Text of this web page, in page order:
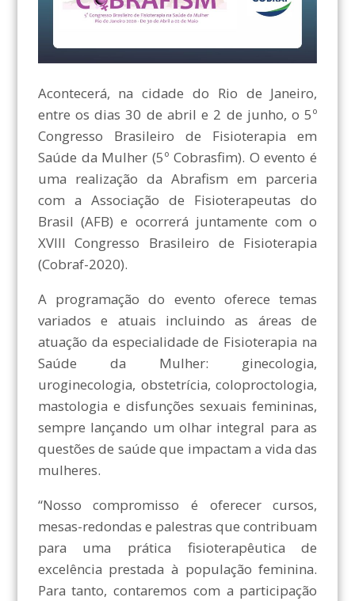
Acontecerá, na cidade do Rio de Janeiro,
entre os dias 30 de abril e 2 de junho, o 5º
Congresso Brasileiro de Fisioterapia em
Saúde da Mulher (5º Cobrasfim). O evento é
uma realização da Abrafism em parceria
com a Associação de Fisioterapeutas do
Brasil (AFB) e ocorrerá juntamente com o
XVIII Congresso Brasileiro de Fisioterapia
(Cobraf-2020).
A programação do evento oferece temas
variados e atuais incluindo as áreas de
atuação da especialidade de Fisioterapia na
Saúde da Mulher: ginecologia,
uroginecologia, obstetrícia, coloproctologia,
mastologia e disfunções sexuais femininas,
sempre lançando um olhar integral para as
questões de saúde que impactam a vida das
mulheres.
“Nosso compromisso é oferecer cursos,
mesas-redondas e palestras que contribuam
para uma prática fisioterapêutica de
excelência prestada à população feminina.
Para tanto, contaremos com a participação